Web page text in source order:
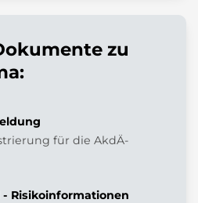
zu
für die AkdÄ-
Risikoinformationen